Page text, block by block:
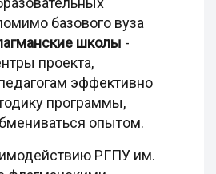
базового вуза
школы -
проекта,
эффективно
программы,
опытом.
РГПУ им.